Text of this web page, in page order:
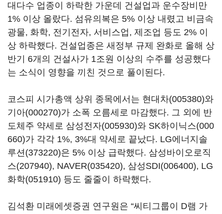
대다수 업종이 하락한 가운데 건설업과 운수장비만
1% 이상 올랐다. 섬유의복은 5% 이상 내렸고 비금속
광물, 화학, 전기전자, 서비스업, 제조업 등도 2% 이
상 하락했다. 건설업종은 새정부 규제 완화로 올해 상
반기 6개의 건설사가 1조원 이상의 수주를 성공했다
는 소식이 영향을 끼친 것으로 풀이된다.
코스피 시가총액 상위 종목에서는 현대차(005380)와
기아(000270)가 소폭 오름세로 마감했다. 그 외에 반
도체주 약세로 삼성전자(005930)와 SK하이닉스(000
660)가 각각 1%, 3%대 약세로 끝났다. LG에너지솔
루션(373220)은 5% 이상 급락했다. 삼성바이오로직
스(207940), NAVER(035420), 삼성SDI(006400), LG
화학(051910) 등도 줄줄이 하락했다.
김석환 미래에셋증권 연구원은 “씨티그룹이 D램 가